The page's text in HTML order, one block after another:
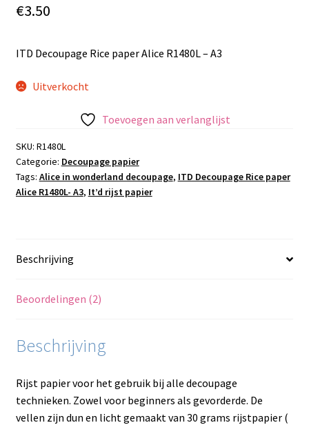
€3.50
ITD Decoupage Rice paper Alice R1480L – A3
Uitverkocht
Toevoegen aan verlanglijst
SKU: R1480L
Categorie: Decoupage papier
Tags: Alice in wonderland decoupage, ITD Decoupage Rice paper
Alice R1480L- A3, It’d rijst papier
Beschrijving
Beoordelingen (2)
Beschrijving
Rijst papier voor het gebruik bij alle decoupage
technieken. Zowel voor beginners als gevorderde. De
vellen zijn dun en licht gemaakt van 30 grams rijstpapier (